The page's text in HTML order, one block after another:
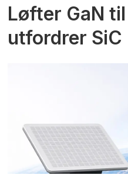
Løfter GaN
utfordrer SiC